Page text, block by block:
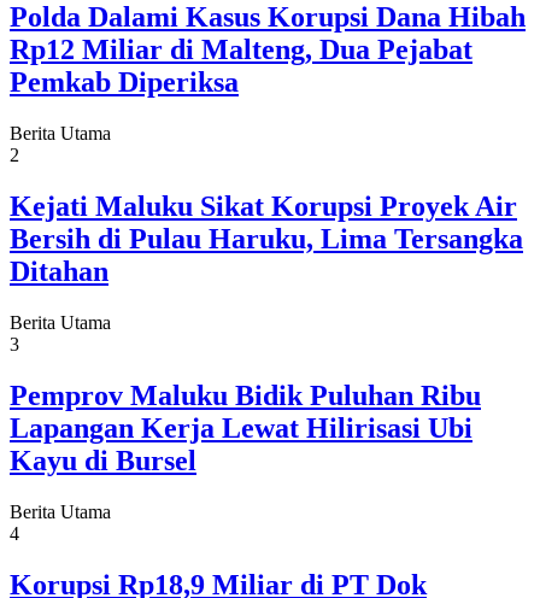
Polda Dalami Kasus Korupsi Dana Hibah
Rp12 Miliar di Malteng, Dua Pejabat
Pemkab Diperiksa
Berita Utama
2
Kejati Maluku Sikat Korupsi Proyek Air
Bersih di Pulau Haruku, Lima Tersangka
Ditahan
Berita Utama
3
Pemprov Maluku Bidik Puluhan Ribu
Lapangan Kerja Lewat Hilirisasi Ubi
Kayu di Bursel
Berita Utama
4
Korupsi Rp18,9 Miliar di PT Dok